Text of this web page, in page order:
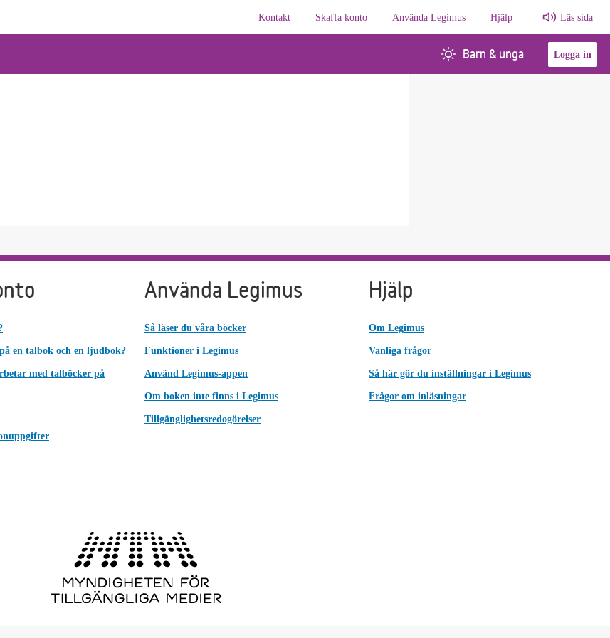
Kontakt
Skaffa konto Använda Legimus Hjälp Läs sida
Barn & unga Logga in
en talbok och en ljudbok?
med talböcker på
Använda Legimus
Så läser du våra böcker
Funktioner i Legimus
Använd Legimus-appen
Om boken inte finns i Legimus
Tillgänglighetsredogörelser
Hjälp
Om Legimus
Vanliga frågor
Så här gör du inställningar i Legimus
Frågor om inläsningar